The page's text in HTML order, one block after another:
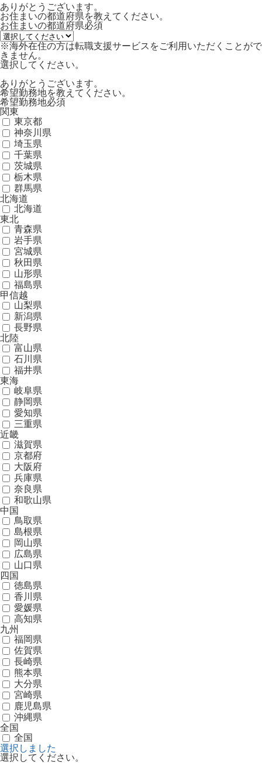
ありがとうございます。
お住まいの都道府県を教えてください。
お住まいの都道府県必須
※海外在住の方は転職支援サービスをご利用いただくことがで
きません。
選択してください。
ありがとうございます。
希望勤務地を教えてください。
希望勤務地必須
関東
東京都
神奈川県
埼玉県
千葉県
茨城県
栃木県
群馬県
北海道
北海道
東北
青森県
岩手県
宮城県
秋田県
山形県
福島県
甲信越
山梨県
新潟県
長野県
北陸
富山県
石川県
福井県
東海
岐阜県
静岡県
愛知県
三重県
近畿
滋賀県
京都府
大阪府
兵庫県
奈良県
和歌山県
中国
鳥取県
島根県
岡山県
広島県
山口県
四国
徳島県
香川県
愛媛県
高知県
九州
福岡県
佐賀県
長崎県
熊本県
大分県
宮崎県
鹿児島県
沖縄県
全国
全国
選択しました
選択してください。